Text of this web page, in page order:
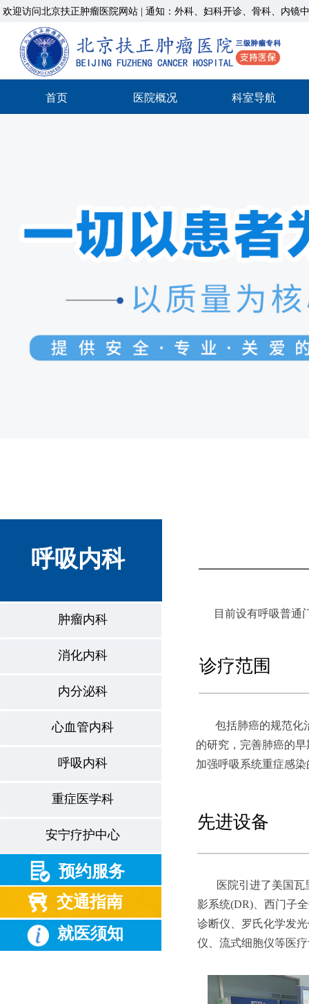
欢迎访问北京扶正肿瘤医院网站 通知：外科、妇科开诊、骨科、内镜
首页 医院概况 科室导航
呼吸内科
肿瘤内科
消化内科
内分泌科
心血管内科
呼吸内科
重症医学科
安宁疗护中心
目前设有呼吸普通
诊疗范围
包括肺癌的规范化
的研究，完善肺癌的
加强呼吸系统重症感
先进设备
预约服务
医院引进了美国瓦里
影系统(DR)、西门子
诊断仪、罗氏化学发
仪、流式细胞仪等医
交通指南
就医须知